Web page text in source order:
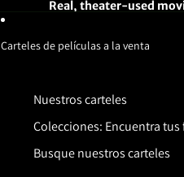
Real, theater-used
Carteles de películas a la venta
Nuestros carteles
Colecciones: Encuentra
Busque nuestros carteles